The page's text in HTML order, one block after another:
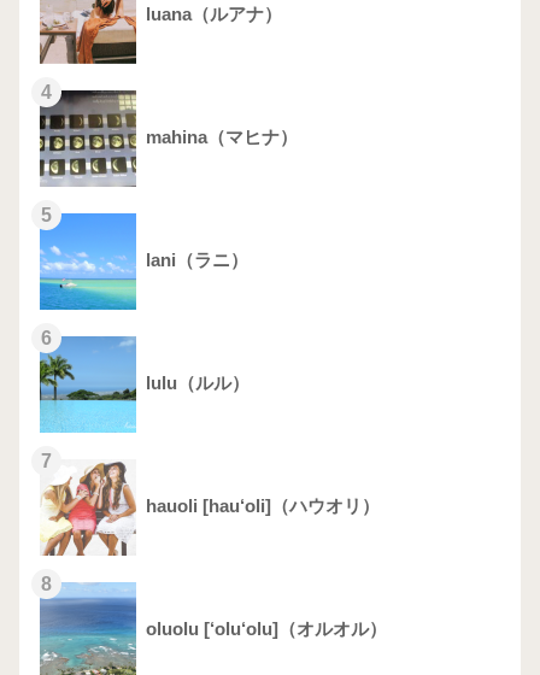
luana（ルアナ）
4
mahina（マヒナ）
5
lani（ラニ）
6
lulu（ルル）
7
hauoli [hau‘oli]（ハウオリ）
8
oluolu [‘olu‘olu]（オルオル）